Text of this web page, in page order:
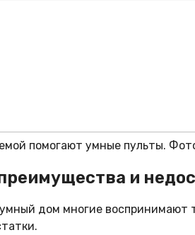
помогают умные пульты.
и
дом многие воспринимают